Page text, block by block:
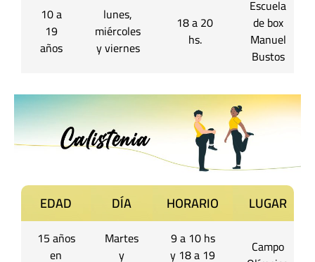
EDAD DÍA HORARIO LUGAR
15 años
en
Martes
y
9 a 10 hs
y 18 a 19
Campo
10 a
19
años
lunes,
miércoles
y viernes
18 a 20
hs.
Escuela
de box
Manuel
Bustos